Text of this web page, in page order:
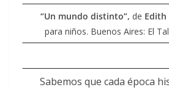
“Un mundo distinto”, de Edith
para niños. Buenos Aires: El
Sabemos que cada época